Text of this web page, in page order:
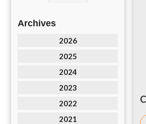
Archives
2026
2025
2024
2023
2022
2021